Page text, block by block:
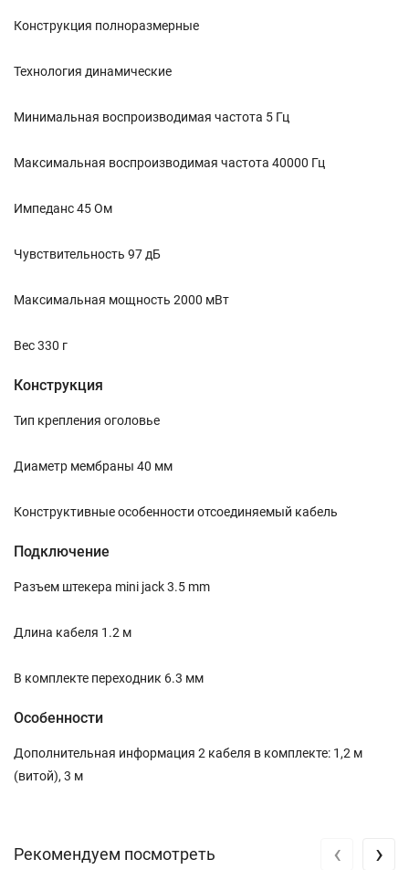
Конструкция полноразмерные
Технология динамические
Минимальная воспроизводимая частота 5 Гц
Максимальная воспроизводимая частота 40000 Гц
Импеданс 45 Ом
Чувствительность 97 дБ
Максимальная мощность 2000 мВт
Вес 330 г
Конструкция
Тип крепления оголовье
Диаметр мембраны 40 мм
Конструктивные особенности отсоединяемый кабель
Подключение
Разъем штекера mini jack 3.5 mm
Длина кабеля 1.2 м
В комплекте переходник 6.3 мм
Особенности
Дополнительная информация 2 кабеля в комплекте: 1,2 м
(витой), 3 м
Рекомендуем посмотреть ‹ ›